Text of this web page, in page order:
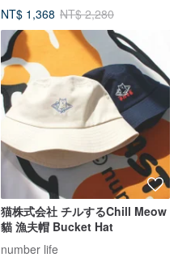
NT$ 1,368 NT$ 2,280
猫株式会社 チルするChill Meow
貓 漁夫帽 Bucket Hat
number life